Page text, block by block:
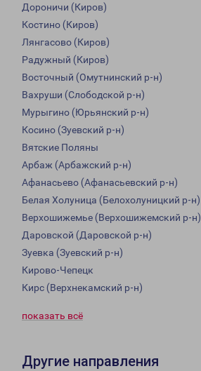
Дороничи (Киров)
Костино (Киров)
Лянгасово (Киров)
Радужный (Киров)
Восточный (Омутнинский р-н)
Вахруши (Слободской р-н)
Мурыгино (Юрьянский р-н)
Косино (Зуевский р-н)
Вятские Поляны
Арбаж (Арбажский р-н)
Афанасьево (Афанасьевский р-н)
Белая Холуница (Белохолуницкий р-н)
Верхошижемье (Верхошижемский р-н)
Даровской (Даровской р-н)
Зуевка (Зуевский р-н)
Кирово-Чепецк
Кирс (Верхнекамский р-н)
показать всё
Другие направления